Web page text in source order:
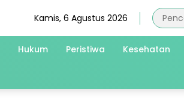
Kamis, 6 Agustus 2026
Hukum Peristiwa Kesehatan